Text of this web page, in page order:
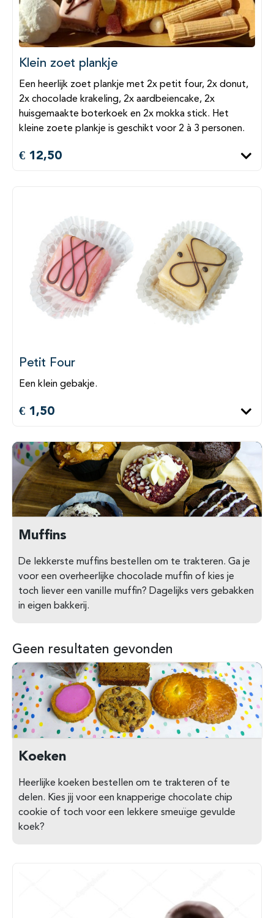
Klein zoet plankje
Een heerlijk zoet plankje met 2x petit four, 2x donut,
2x chocolade krakeling, 2x aardbeiencake, 2x
huisgemaakte boterkoek en 2x mokka stick. Het
kleine zoete plankje is geschikt voor 2 à 3 personen.
€ 12,50
Petit Four
Een klein gebakje.
€ 1,50
Muffins
De lekkerste muffins bestellen om te trakteren. Ga je
voor een overheerlijke chocolade muffin of kies je
toch liever een vanille muffin? Dagelijks vers gebakken
in eigen bakkerij.
Geen resultaten gevonden
Koeken
Heerlijke koeken bestellen om te trakteren of te
delen. Kies jij voor een knapperige chocolate chip
cookie of toch voor een lekkere smeuïge gevulde
koek?